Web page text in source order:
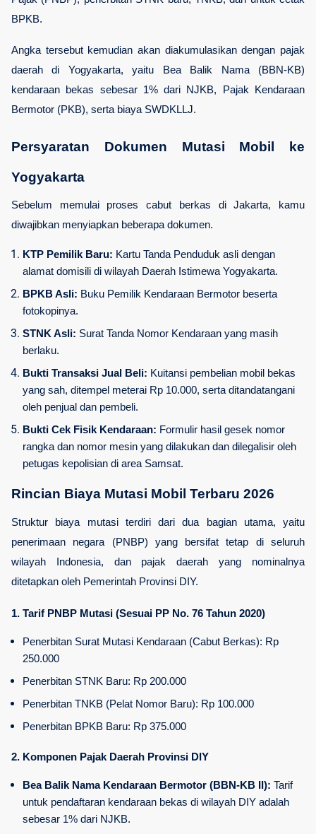
BPKB.
Angka tersebut kemudian akan diakumulasikan dengan pajak
daerah di Yogyakarta, yaitu Bea Balik Nama (BBN-KB)
kendaraan bekas sebesar 1% dari NJKB, Pajak Kendaraan
Bermotor (PKB), serta biaya SWDKLLJ.
Persyaratan Dokumen Mutasi Mobil ke
Yogyakarta
Sebelum memulai proses cabut berkas di Jakarta, kamu
diwajibkan menyiapkan beberapa dokumen.
KTP Pemilik Baru: Kartu Tanda Penduduk asli dengan
alamat domisili di wilayah Daerah Istimewa Yogyakarta.
BPKB Asli: Buku Pemilik Kendaraan Bermotor beserta
fotokopinya.
STNK Asli: Surat Tanda Nomor Kendaraan yang masih
berlaku.
Bukti Transaksi Jual Beli: Kuitansi pembelian mobil bekas
yang sah, ditempel meterai Rp 10.000, serta ditandatangani
oleh penjual dan pembeli.
Bukti Cek Fisik Kendaraan: Formulir hasil gesek nomor
rangka dan nomor mesin yang dilakukan dan dilegalisir oleh
petugas kepolisian di area Samsat.
Rincian Biaya Mutasi Mobil Terbaru 2026
Struktur biaya mutasi terdiri dari dua bagian utama, yaitu
penerimaan negara (PNBP) yang bersifat tetap di seluruh
wilayah Indonesia, dan pajak daerah yang nominalnya
ditetapkan oleh Pemerintah Provinsi DIY.
1. Tarif PNBP Mutasi (Sesuai PP No. 76 Tahun 2020)
Penerbitan Surat Mutasi Kendaraan (Cabut Berkas): Rp
250.000
Penerbitan STNK Baru: Rp 200.000
Penerbitan TNKB (Pelat Nomor Baru): Rp 100.000
Penerbitan BPKB Baru: Rp 375.000
2. Komponen Pajak Daerah Provinsi DIY
Bea Balik Nama Kendaraan Bermotor (BBN-KB II): Tarif
untuk pendaftaran kendaraan bekas di wilayah DIY adalah
sebesar 1% dari NJKB.